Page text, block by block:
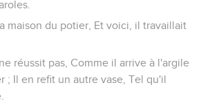
maison du potier, Et voici, il travaillait
réussit pas, Comme il arrive à l'argile
; Il en refit un autre vase, Tel qu'il